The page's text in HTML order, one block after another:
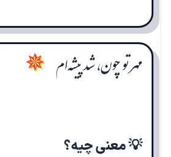
مهر تو چون، شد پیشه‌ام ✵
💡 معنی چیه؟